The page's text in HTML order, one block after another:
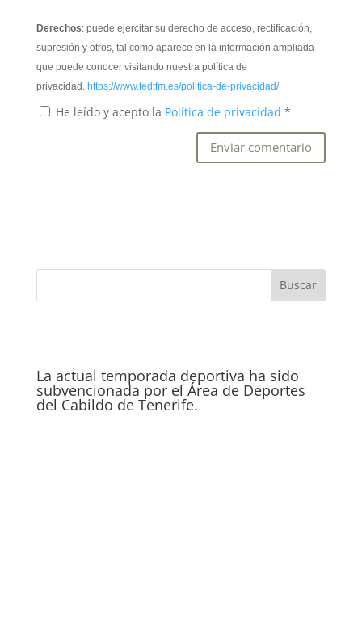
Derechos: puede ejercitar su derecho de acceso, rectificación,
supresión y otros, tal como aparece en la información ampliada
que puede conocer visitando nuestra política de
privacidad. https://www.fedtfm.es/politica-de-privacidad/
He leído y acepto la Política de privacidad *
La actual temporada deportiva ha sido
subvencionada por el Área de Deportes
del Cabildo de Tenerife.